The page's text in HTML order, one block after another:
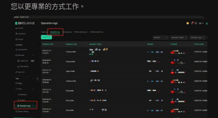
您以更專業的方式工作。